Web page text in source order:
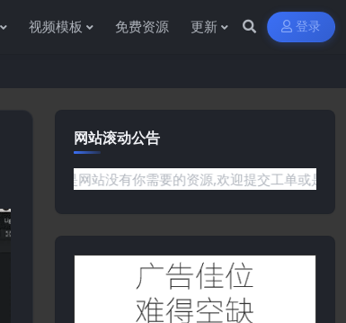
视频模板 免费资源 更新 登录
网站滚动公告
网站没有你需要的资源,欢迎提交工单或是添加客服微